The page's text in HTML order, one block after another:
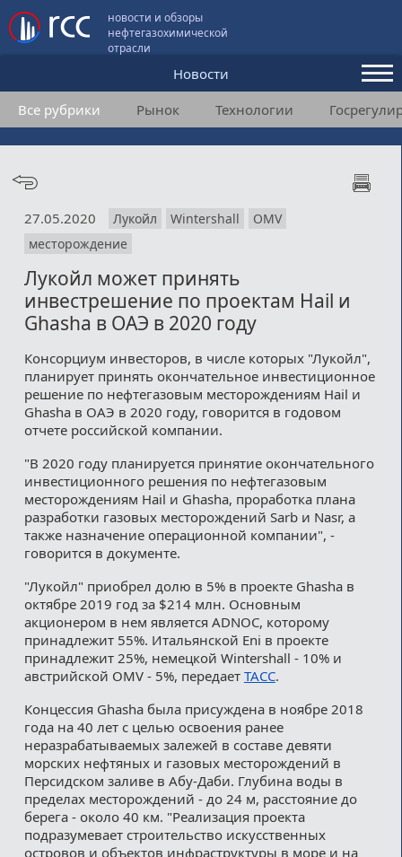
новости и обзоры
нефтегазохимической
отрасли
Новости
Аналитика и мнения
Конференции
Подписка
Пользовательское соглашение
Медиакит
Контакты
Все рубрики Рынок Технологии
27.05.2020 Лукойл Wintershall
OMV
месторождение
Лукойл может принять
инвестрешение по проектам Hail и
Ghasha в ОАЭ в 2020 году
Консорциум инвесторов, в числе которых "Лукойл",
планирует принять окончательное инвестиционное
решение по нефтегазовым месторождениям Hail и
Ghasha в ОАЭ в 2020 году, говорится в годовом
отчете российской компании.
"В 2020 году планируется принятие окончательного
инвестиционного решения по нефтегазовым
месторождениям Hail и Ghasha, проработка плана
разработки газовых месторождений Sarb и Nasr, а
также назначение операционной компании", -
говорится в документе.
"Лукойл" приобрел долю в 5% в проекте Ghasha в
октябре 2019 год за $214 млн. Основным
акционером в нем является ADNOC, которому
принадлежит 55%. Итальянской Eni в проекте
принадлежит 25%, немецкой Wintershall - 10% и
австрийской OMV - 5%, передает ТАСС.
Концессия Ghasha была присуждена в ноябре 2018
года на 40 лет с целью освоения ранее
неразрабатываемых залежей в составе девяти
морских нефтяных и газовых месторождений в
Персидском заливе в Абу-Даби. Глубина воды в
пределах месторождений - до 24 м, расстояние до
берега - около 40 км. "Реализация проекта
подразумевает строительство искусственных
островов и объектов инфраструктуры в море и на